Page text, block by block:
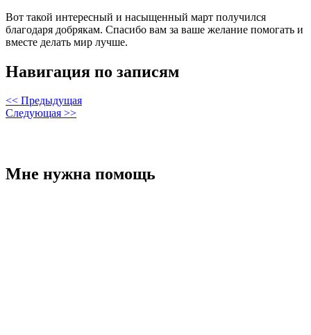
Вот такой интересный и насыщенный март получился
благодаря добрякам. Спасибо вам за ваше желание помогать и
вместе делать мир лучше.
Навигация по записям
<< Предыдущая
Следующая >>
Мне нужна помощь